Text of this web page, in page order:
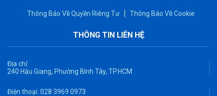
THÔNG TIN LIÊN HỆ
Thông Báo Về Quyền Riêng Tư Thông Báo Về Cookie
Địa chỉ:
240 Hậu Giang, Phường Bình Tây, TP.HCM
Điện thoại: 028 3969 0973